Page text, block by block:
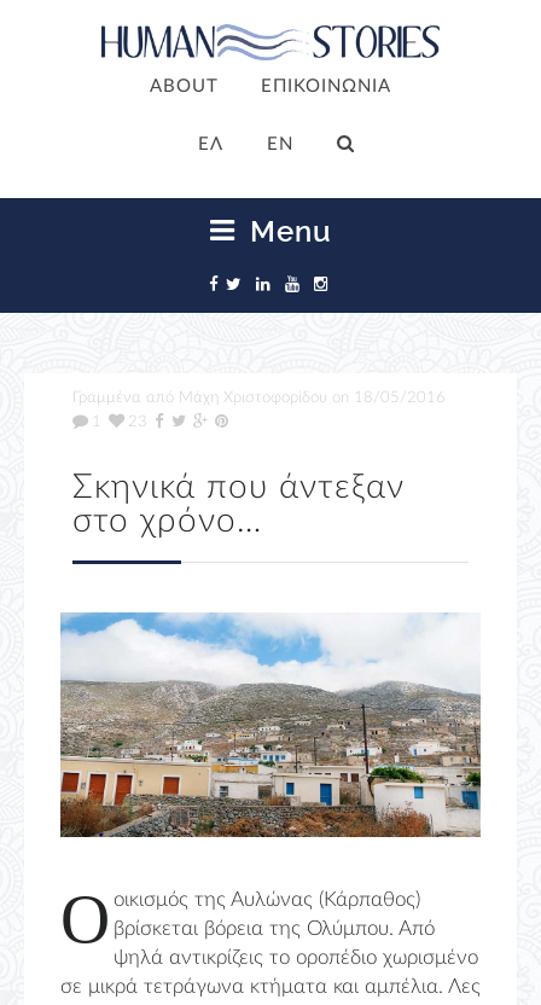
ABOUT ΕΠΙΚΟΙΝΩΝΙΑ
ΕΛ EN
Menu
Γραμμένα από Μάχη Χριστοφορίδου on 18/05/2016
1
23
Σκηνικά που άντεξαν
στο χρόνο…
Ο οικισμός της Αυλώνας (Κάρπαθος)
βρίσκεται βόρεια της Ολύμπου. Από
ψηλά αντικρίζεις το οροπέδιο χωρισμένο
σε μικρά τετράγωνα κτήματα και αμπέλια. Λες